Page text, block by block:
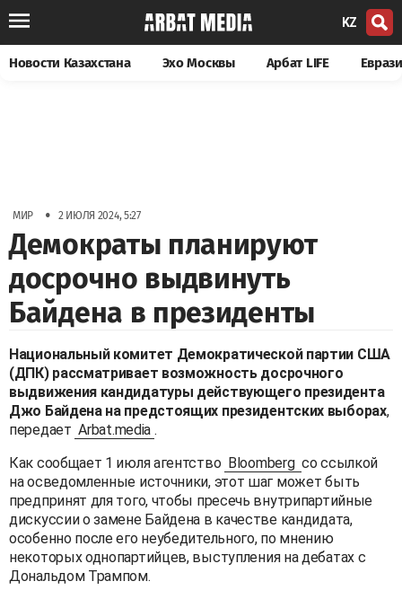
KZ
Новости Казахстана Эхо Москвы Арбат LIFE
МИР • 2 ИЮЛЯ 2024, 5:27
Демократы планируют
досрочно выдвинуть
Байдена в президенты
Национальный комитет Демократической партии США
(ДПК) рассматривает возможность досрочного
выдвижения кандидатуры действующего президента
Джо Байдена на предстоящих президентских выборах,
передает Arbat.media .
Как сообщает 1 июля агентство Bloomberg со ссылкой
на осведомленные источники, этот шаг может быть
предпринят для того, чтобы пресечь внутрипартийные
дискуссии о замене Байдена в качестве кандидата,
особенно после его неубедительного, по мнению
некоторых однопартийцев, выступления на дебатах с
Дональдом Трампом.